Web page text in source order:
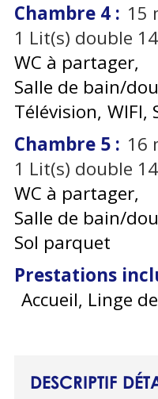
Chambre 4 : 15
1 Lit(s) double
WC à partager
Salle de bain/
Télévision WIFI
Chambre 5 : 16
1 Lit(s) double
WC à partager
Salle de bain/
Sol parquet
Prestations
Accueil, Linge
DESCRIPTIF